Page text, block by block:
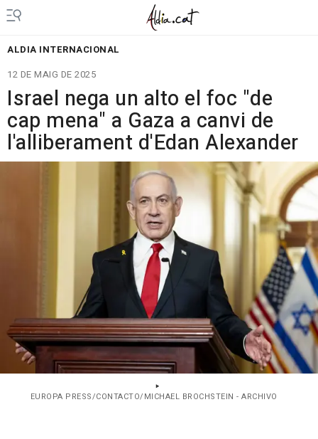
ALDIA INTERNACIONAL
12 DE MAIG DE 2025
Israel nega un alto el foc "de
cap mena" a Gaza a canvi de
l'alliberament d'Edan Alexander
EUROPA PRESS/CONTACTO/MICHAEL BROCHSTEIN - ARCHIVO